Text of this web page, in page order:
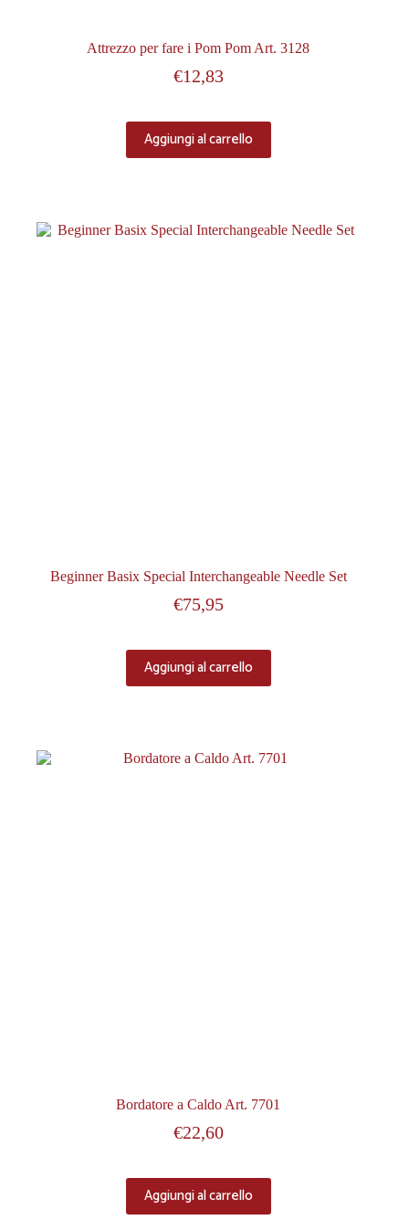
Attrezzo per fare i Pom Pom Art. 3128
€12,83
Aggiungi al carrello
Beginner Basix Special Interchangeable Needle Set
€75,95
Aggiungi al carrello
Bordatore a Caldo Art. 7701
€22,60
Aggiungi al carrello